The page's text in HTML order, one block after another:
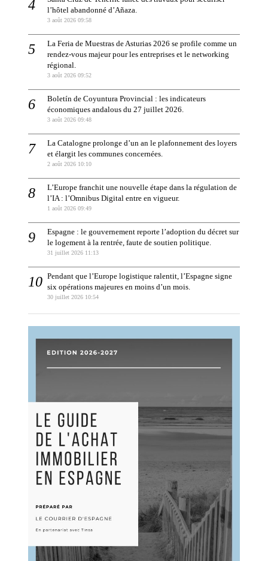
l’hôtel abandonné d’Añaza.
3 août 2026 09:58
La Feria de Muestras de Asturias 2026 se profile comme un
rendez-vous majeur pour les entreprises et le networking
régional.
3 août 2026 09:52
Boletín de Coyuntura Provincial : les indicateurs
économiques andalous du 27 juillet 2026.
3 août 2026 09:48
La Catalogne prolonge d’un an le plafonnement des loyers
et élargit les communes concernées.
2 août 2026 10:10
L’Europe franchit une nouvelle étape dans la régulation de
l’IA : l’Omnibus Digital entre en vigueur.
1 août 2026 09:49
Espagne : le gouvernement reporte l’adoption du décret sur
le logement à la rentrée, faute de soutien politique.
31 juillet 2026 11:13
Pendant que l’Europe logistique ralentit, l’Espagne signe
six opérations majeures en moins d’un mois.
30 juillet 2026 10:54